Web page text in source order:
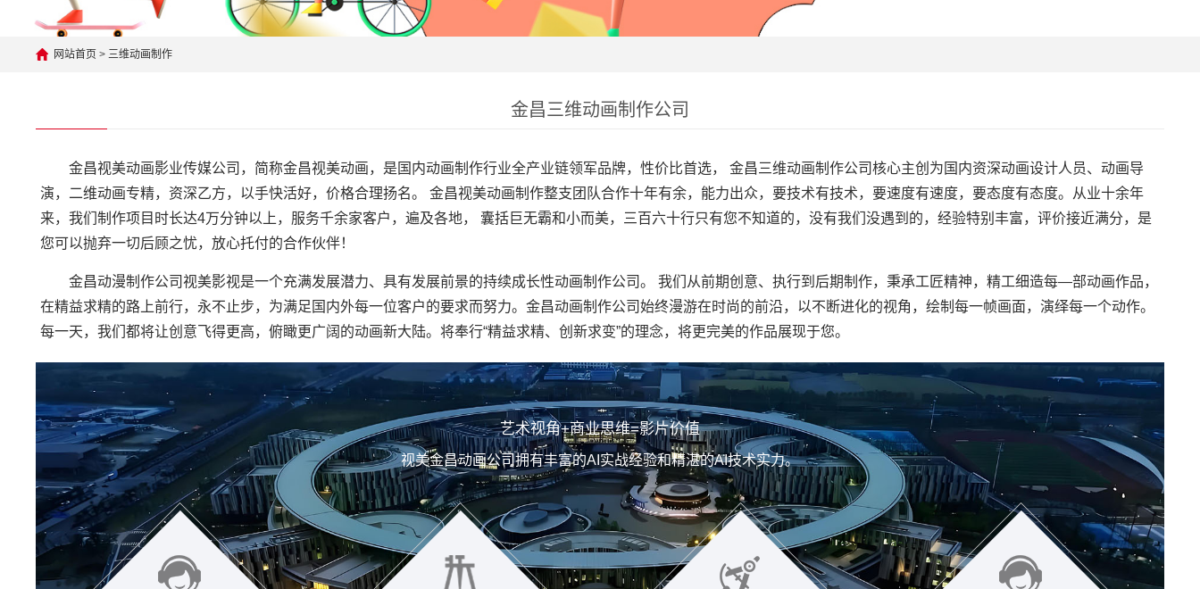
网站首页 >三维动画制作
金昌三维动画制作公司
金昌视美动画影业传媒公司，简称金昌视美动画，是国内动画制作行业全产业链领军品牌，性价比首选，金昌三维动画制作公司核心主创为国内资深动画设计人员、动画导
演，二维动画专精，资深乙方，以手快活好，价格合理扬名。 金昌视美动画制作整支团队合作十年有余，能力出众，要技术有技术，要速度有速度，要态度有态度。从业十余年
来，我们制作项目时长达4万分钟以上，服务千余家客户，遍及各地， 囊括巨无霸和小而美，三百六十行只有您不知道的，没有我们没遇到的，经验特别丰富，评价接近满分，是
您可以抛弃一切后顾之忧，放心托付的合作伙伴！
金昌动漫制作公司 视美影视是一个充满发展潜力、具有发展前景的持续成长性动画制作公司。 我们从前期创意、执行到后期制作，秉承工匠精神，精工细造每—部动画作品，
在精益求精的路上前行，永不止步，为满足国内外每一位客户的要求而努力。金昌动画制作公司始终漫游在时尚的前沿，以不断进化的视角，绘制每一帧画面，演绎每一个动作。
每一天，我们都将让创意飞得更高，俯瞰更广阔的动画新大陆。将奉行“精益求精、创新求变”的理念，将更完美的作品展现于您。
艺术视角+商业思维=影片价值
视美金昌动画公司拥有丰富的AI实战经验和精湛的AI技术实力。